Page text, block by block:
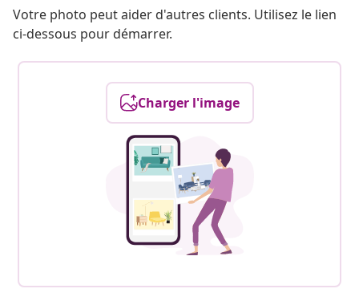
Votre photo peut aider d'autres clients. Utilisez le lien
ci-dessous pour démarrer.
Charger l'image